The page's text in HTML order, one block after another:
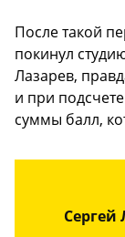
После такой
покинул
Лазарев,
и при
суммы балл,
Сергей